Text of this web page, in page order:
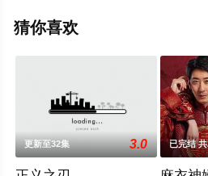
至豆瓣电视剧、电视猫或剧情网等
猜你喜欢
更新至32集 3.0 已完结